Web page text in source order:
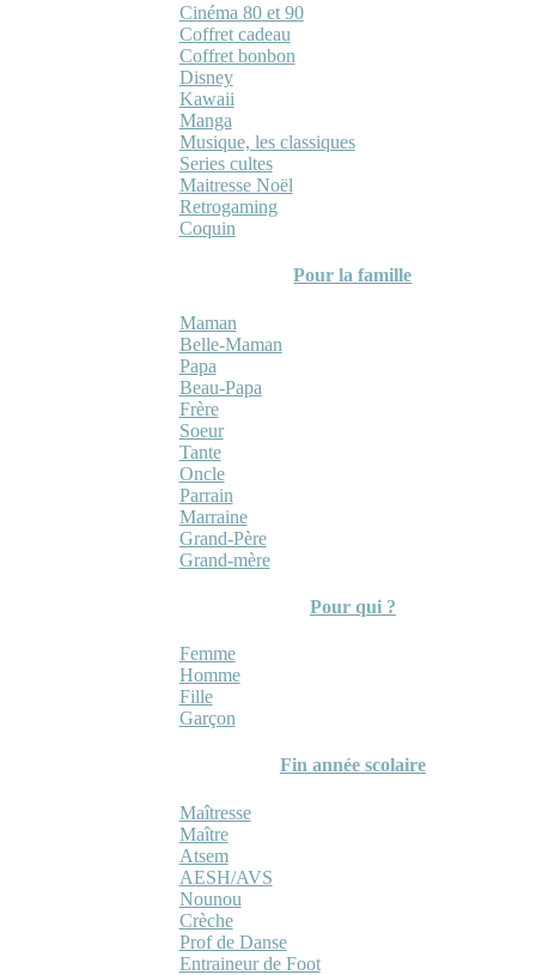
Cinéma 80 et 90
Coffret cadeau
Coffret bonbon
Disney
Kawaii
Manga
Musique, les classiques
Series cultes
Maitresse Noël
Retrogaming
Coquin
Pour la famille
Maman
Belle-Maman
Papa
Beau-Papa
Frère
Soeur
Tante
Oncle
Parrain
Marraine
Grand-Père
Grand-mère
Pour qui ?
Femme
Homme
Fille
Garçon
Fin année scolaire
Maîtresse
Maître
Atsem
AESH/AVS
Nounou
Crèche
Prof de Danse
Entraineur de Foot